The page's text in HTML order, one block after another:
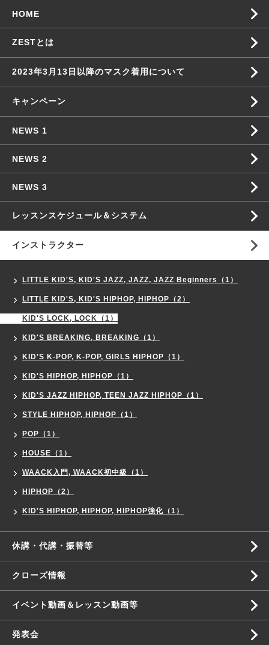
HOME
ZESTとは
2023年3月13日以降のマスク着用について
キャンペーン
NEWS 1
NEWS 2
NEWS 3
レッスンスケジュール＆システム
インストラクター
LITTLE KID'S, KID'S JAZZ, JAZZ, JAZZ Beginners（1）
LITTLE KID'S, KID'S HIPHOP, HIPHOP（2）
KID'S LOCK, LOCK（1）
KID'S BREAKING, BREAKING（1）
KID'S K-POP, K-POP, GIRLS HIPHOP（1）
KID'S HIPHOP, HIPHOP（1）
KID'S JAZZ HIPHOP, TEEN JAZZ HIPHOP（1）
STYLE HIPHOP, HIPHOP（1）
POP（1）
HOUSE（1）
WAACK入門, WAACK初中級（1）
HIPHOP（2）
KID'S HIPHOP, HIPHOP, HIPHOP強化（1）
休講・代講・振替等
クローズ情報
イベント動画＆レッスン動画等
発表会